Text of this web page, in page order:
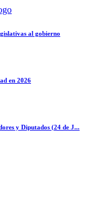
al gobierno
en 2026
y Diputados (24 de J...